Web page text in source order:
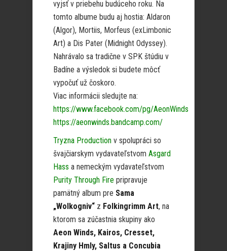
vyjsť v priebehu budúceho roku. Na
tomto albume budu aj hostia: Aldaron
(Algor), Mortiis, Morfeus (exLimbonic
Art) a Dis Pater (Midnight Odyssey).
Nahrávalo sa tradične v SPK štúdiu v
Badíne a výsledok si budete môcť
vypočuť už čoskoro.
Viac informácii sledujte na:
https://www.facebook.com/pg/AeonWinds
https://aeonwinds.bandcamp.com/
Tryzna Production v spolupráci so
švajčiarskym vydavateľstvom Asgard
Hass a nemeckým vydavateľstvom
Purity Through Fire pripravuje
pamätný album pre Sama
„Wolkogniv“ z Folkingrimm Art, na
ktorom sa zúčastnia skupiny ako
Aeon Winds, Kairos, Cresset,
Krajiny Hmly, Saltus a Concubia